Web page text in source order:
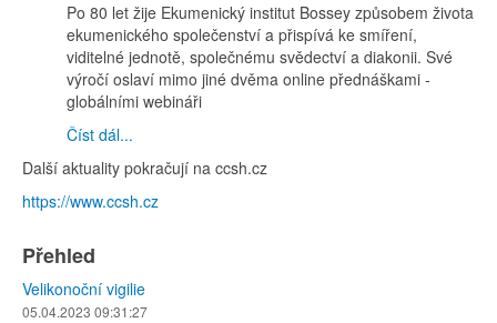
Po 80 let žije Ekumenický institut Bossey způsobem života
ekumenického společenství a přispívá ke smíření,
viditelné jednotě, společnému svědectví a diakonii. Své
výročí oslaví mimo jiné dvěma online přednáškami -
globálními webináři
Číst dál...
Další aktuality pokračují na ccsh.cz
https://www.ccsh.cz
Přehled
Velikonoční vigilie
05.04.2023 09:31:27